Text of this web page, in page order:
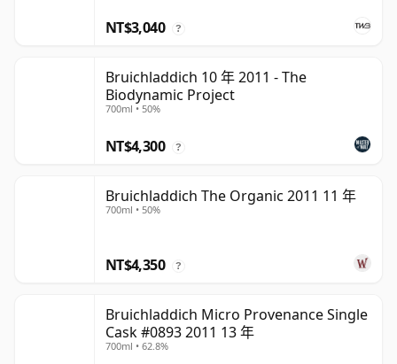
NT$3,040 ?
Bruichladdich 10 年 2011 - The
Biodynamic Project
700ml • 50%
NT$4,300 ?
Bruichladdich The Organic 2011 11 年
700ml • 50%
NT$4,350 ?
Bruichladdich Micro Provenance Single
Cask #0893 2011 13 年
700ml • 62.8%